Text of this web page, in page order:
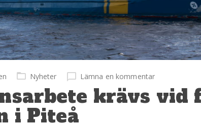
Nyheter Lämna en kommentar
krävs vid
i Piteå